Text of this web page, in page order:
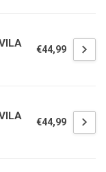
€44,99
€44,99